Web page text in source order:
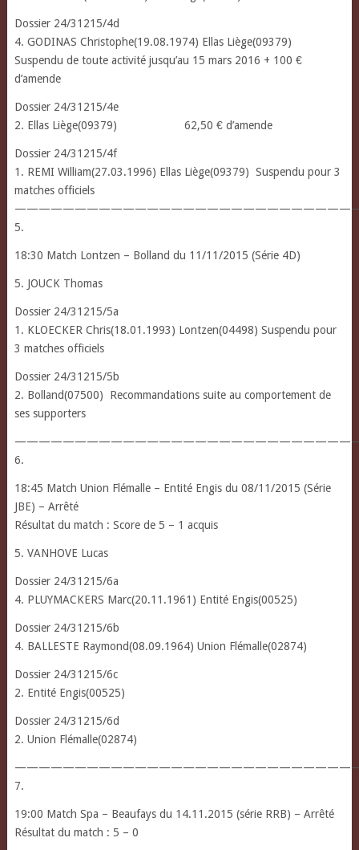
Dossier 24/31215/4d
4. GODINAS Christophe(19.08.1974) Ellas Liège(09379)
Suspendu de toute activité jusqu’au 15 mars 2016 + 100 €
d’amende
Dossier 24/31215/4e
2. Ellas Liège(09379) 62,50 € d’amende
Dossier 24/31215/4f
1. REMI William(27.03.1996) Ellas Liège(09379) Suspendu pour 3
matches officiels
5.
18:30 Match Lontzen – Bolland du 11/11/2015 (Série 4D)
5. JOUCK Thomas
Dossier 24/31215/5a
1. KLOECKER Chris(18.01.1993) Lontzen(04498) Suspendu pour
3 matches officiels
Dossier 24/31215/5b
2. Bolland(07500) Recommandations suite au comportement de
ses supporters
6.
18:45 Match Union Flémalle – Entité Engis du 08/11/2015 (Série
JBE) – Arrêté
Résultat du match : Score de 5 – 1 acquis
5. VANHOVE Lucas
Dossier 24/31215/6a
4. PLUYMACKERS Marc(20.11.1961) Entité Engis(00525)
Dossier 24/31215/6b
4. BALLESTE Raymond(08.09.1964) Union Flémalle(02874)
Dossier 24/31215/6c
2. Entité Engis(00525)
Dossier 24/31215/6d
2. Union Flémalle(02874)
7.
19:00 Match Spa – Beaufays du 14.11.2015 (série RRB) – Arrêté
Résultat du match : 5 – 0